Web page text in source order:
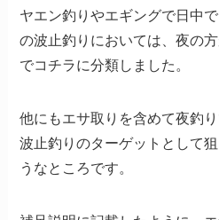
ヤエン釣りやエギングで日中
の波止釣りにおいては、夜の
でコチラに分類しました。
他にもエサ取りを含めて夜釣
波止釣りのターゲットとして
うなところです。